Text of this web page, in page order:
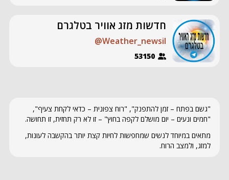
חדשות מזג אוויר בטלגרם
@Weather_newsil
53150
"גשם בפתח – זמן להתפנק", "רוח צפונית – כדאי לקחת צעיף",
"חמים ונעים – יום מושלם לקפה בחוץ" – זו לא רק תחזית, זו תחושה.
מתאים במיוחד לנשים שמחפשות לחיות קצת יותר בהקשבה לעונות,
למזג, ולמצב הרוח.